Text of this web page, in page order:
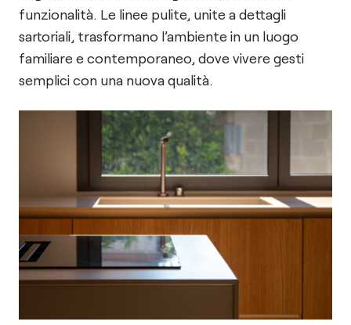
funzionalità. Le linee pulite, unite a dettagli
sartoriali, trasformano l’ambiente in un luogo
familiare e contemporaneo, dove vivere gesti
semplici con una nuova qualità.